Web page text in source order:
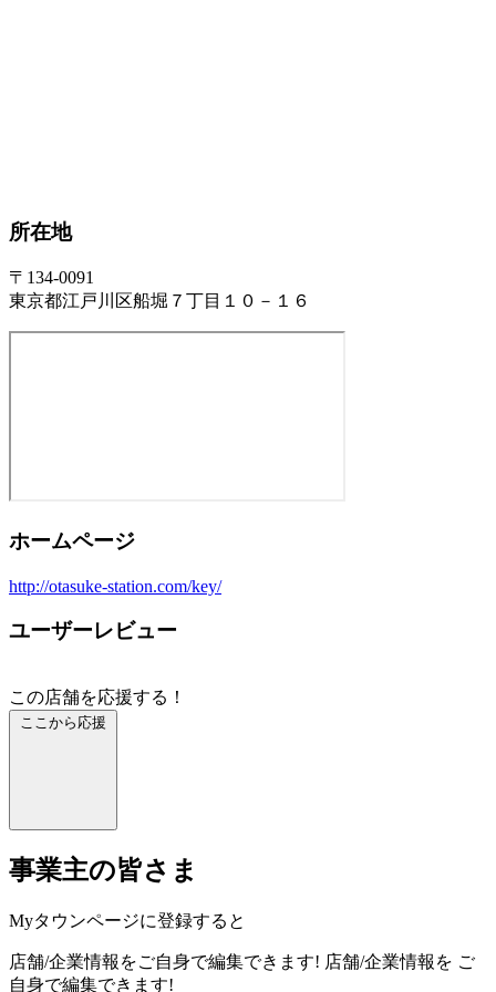
所在地
〒134-0091
東京都江戸川区船堀７丁目１０－１６
ホームページ
http://otasuke-station.com/key/
ユーザーレビュー
この店舗を応援する！
ここから応援
事業主の皆さま
Myタウンページに登録すると
店舗/企業情報をご自身で編集できます! 店舗/企業情報を ご
自身で編集できます!